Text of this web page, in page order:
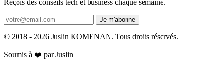
Reçois des conseils tech et business chaque semaine.
Je m'abonne
© 2018 - 2026 Juslin KOMENAN. Tous droits réservés.
Soumis à ❤️ par Juslin